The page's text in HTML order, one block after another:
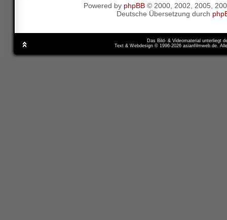
Powered by phpBB© 2000, 2002, 2005,
Deutsche Übersetzung durch
Das Bild- & Videomaterial unterliegt
Text & Webdesign © 1996-2026 asianfilmweb.de.